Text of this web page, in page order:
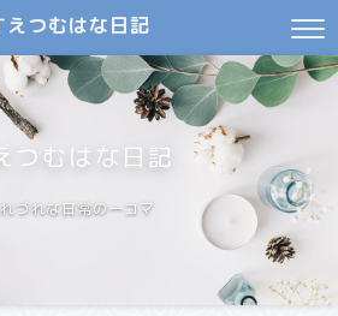
えつむはな日記
つむはな日記
づれな日常の一コマ